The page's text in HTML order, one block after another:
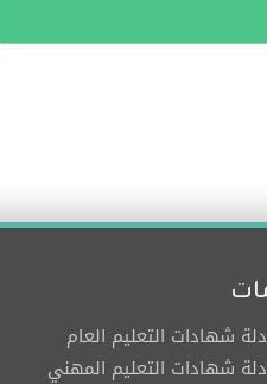
شهادات التعليم العام
شهادات التعليم المهني